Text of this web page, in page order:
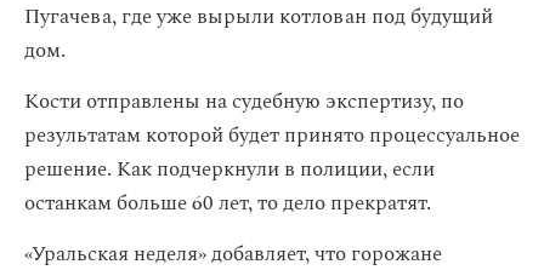
Пугачева, где уже вырыли котлован под будущий
дом.
Кости отправлены на судебную экспертизу, по
результатам которой будет принято процессуальное
решение. Как подчеркнули в полиции, если
останкам больше 60 лет, то дело прекратят.
«Уральская неделя» добавляет, что горожане